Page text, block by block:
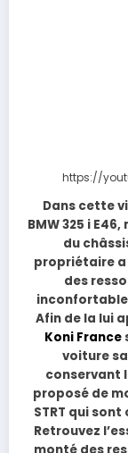
https://
Dans cette
BMW 325 i
du
propriétaire a
des
Afin de la lui
Koni France
voiture
conservant
proposé de
STRT qui
Retrouvez